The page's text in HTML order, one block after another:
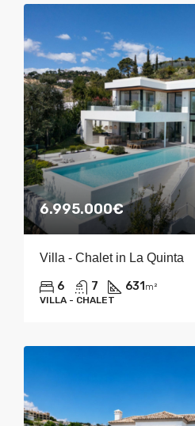
6.995.000€
Villa - Chalet in La Quinta
6 7 631 m²
VILLA - CHALET